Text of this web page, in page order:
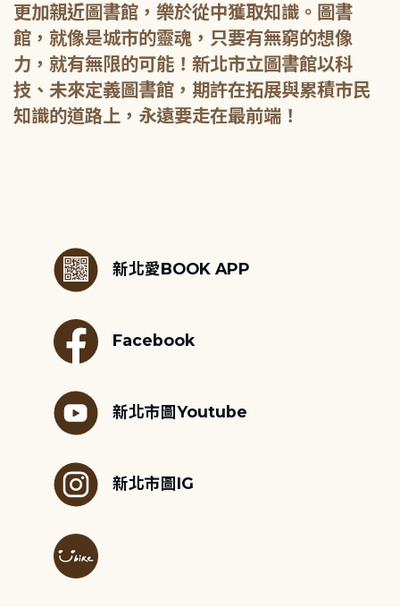
更加親近圖書館，樂於從中獲取知識。圖書
館，就像是城市的靈魂，只要有無窮的想像
力，就有無限的可能！新北市立圖書館以科
技、未來定義圖書館，期許在拓展與累積市民
知識的道路上，永遠要走在最前端！
新北愛BOOK APP
Facebook
新北市圖Youtube
新北市圖IG